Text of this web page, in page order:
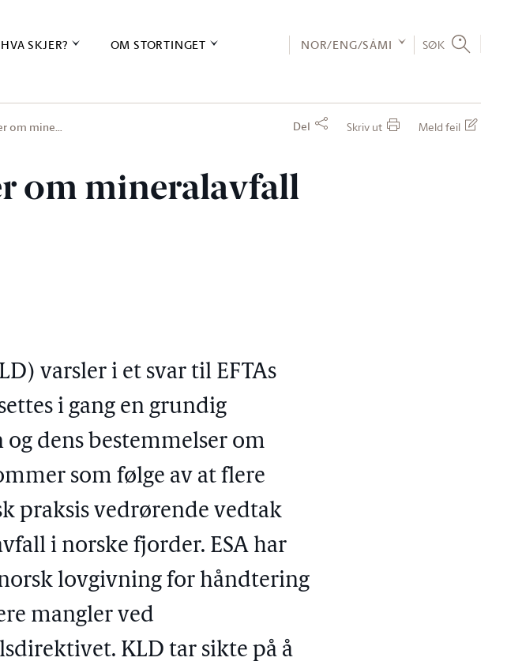
HVA SKJER? OM STORTINGET NOR/ENG/SÁMI SØK
om mine… Del Skriv ut Meld feil
om mineralavfall
varsler i et svar til EFTAs
i gang en grundig
dens bestemmelser om
som følge av at flere
praksis vedrørende vedtak
i norske fjorder. ESA har
lovgivning for håndtering
mangler ved
KLD tar sikte på å